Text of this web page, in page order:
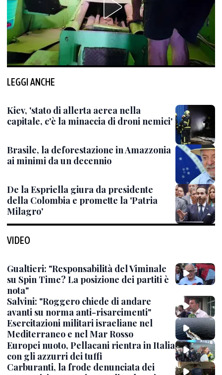
LEGGI ANCHE
Kiev, 'stato di allerta aerea nella
capitale, c'è la minaccia di droni nemici'
Brasile, la deforestazione in Amazzonia
ai minimi da un decennio
De la Espriella giura da presidente
della Colombia e promette la 'Patria
Milagro'
VIDEO
Gualtieri: "Responsabilità del Viminale
su Spin Time? La posizione dei partiti è
nota"
Salvini: "Roggero chiede di andare
avanti su norma anti-risarcimenti"
Esercitazioni militari israeliane nel
Mediterraneo e nel Mar Rosso
Europei nuoto, Pellacani rientra in Italia
con gli azzurri dei tuffi
Carburanti, la frode denunciata dei